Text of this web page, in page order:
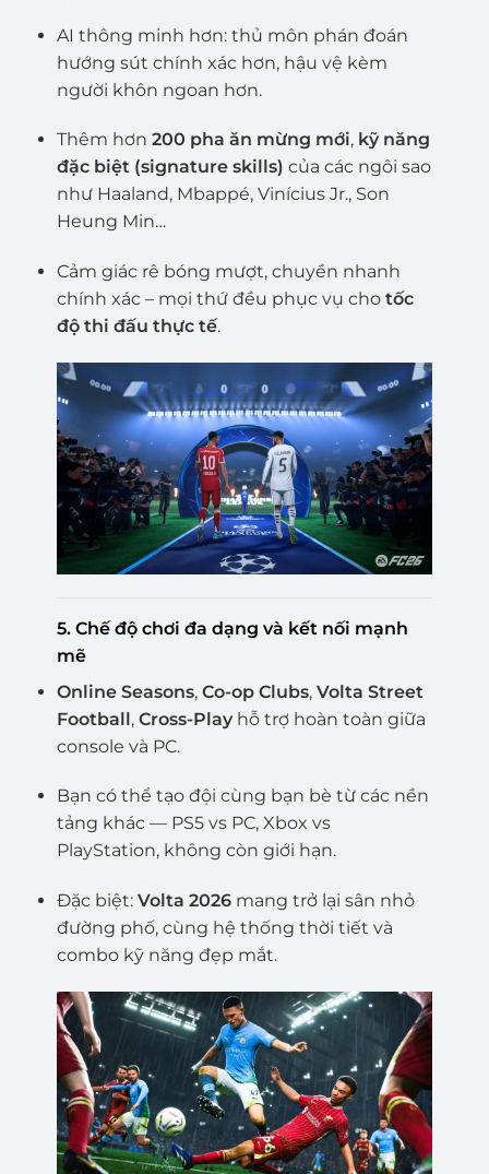
AI thông minh hơn: thủ môn phán đoán
hướng sút chính xác hơn, hậu vệ kèm
người khôn ngoan hơn.
Thêm hơn 200 pha ăn mừng mới, kỹ năng
đặc biệt (signature skills) của các ngôi sao
như Haaland, Mbappé, Vinícius Jr., Son
Heung Min…
Cảm giác rê bóng mượt, chuyền nhanh
chính xác – mọi thứ đều phục vụ cho tốc
độ thi đấu thực tế.
5. Chế độ chơi đa dạng và kết nối mạnh
mẽ
Online Seasons, Co-op Clubs, Volta Street
Football, Cross-Playhỗ trợ hoàn toàn giữa
console và PC.
Bạn có thể tạo đội cùng bạn bè từ các nền
tảng khác — PS5 vs PC, Xbox vs
PlayStation, không còn giới hạn.
Đặc biệt: Volta 2026mang trở lại sân nhỏ
đường phố, cùng hệ thống thời tiết và
combo kỹ năng đẹp mắt.